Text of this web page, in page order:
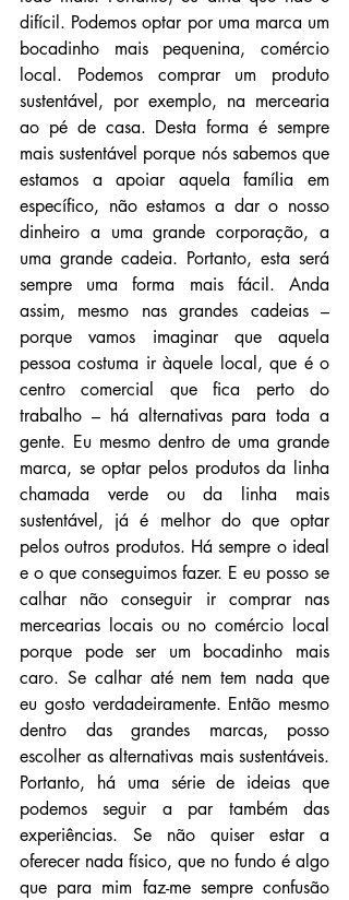
difícil. Podemos optar por uma marca um
bocadinho mais pequenina, comércio
local. Podemos comprar um produto
sustentável, por exemplo, na mercearia
ao pé de casa. Desta forma é sempre
mais sustentável porque nós sabemos que
estamos a apoiar aquela família em
específico, não estamos a dar o nosso
dinheiro a uma grande corporação, a
uma grande cadeia. Portanto, esta será
sempre uma forma mais fácil. Anda
assim, mesmo nas grandes cadeias –
porque vamos imaginar que aquela
pessoa costuma ir àquele local, que é o
centro comercial que fica perto do
trabalho – há alternativas para toda a
gente. Eu mesmo dentro de uma grande
marca, se optar pelos produtos da linha
chamada verde ou da linha mais
sustentável, já é melhor do que optar
pelos outros produtos. Há sempre o ideal
e o que conseguimos fazer. E eu posso se
calhar não conseguir ir comprar nas
mercearias locais ou no comércio local
porque pode ser um bocadinho mais
caro. Se calhar até nem tem nada que
eu gosto verdadeiramente. Então mesmo
dentro das grandes marcas, posso
escolher as alternativas mais sustentáveis.
Portanto, há uma série de ideias que
podemos seguir a par também das
experiências. Se não quiser estar a
oferecer nada físico, que no fundo é algo
que para mim faz-me sempre confusão